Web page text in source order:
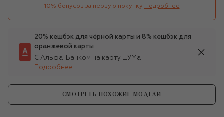
10% бонусов за первую покупку Подробнее
20% кешбэк для чёрной карты и 8% кешбэк для
оранжевой карты
С Альфа-Банком на карту ЦУМа
Подробнее
СМОТРЕТЬ ПОХОЖИЕ МОДЕЛИ